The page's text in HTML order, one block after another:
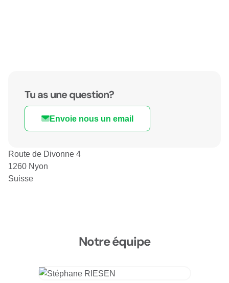
Tu as une question?
Envoie nous un email
Route de Divonne 4
1260 Nyon
Suisse
Notre équipe